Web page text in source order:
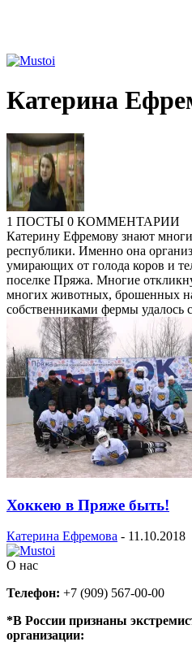
Катерина
1 ПОСТЫ 0 КОММЕНТАРИИ
Катерину Ефремову знают
республики. Именно она
умирающих от голода коров и
поселке Пряжа. Многие
многих животных, брошенных
собственниками фермы удалось
Хоккею в Пряже быть!
Катерина Ефремова - 11.10.2018
О нас
Телефон: +7 (909) 567-00-00
*В России признаны
организации: